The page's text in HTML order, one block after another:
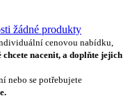
žádné produkty
cenovou nabídku,
chcete nacenit, a doplňte jejich
nebo se potřebujete